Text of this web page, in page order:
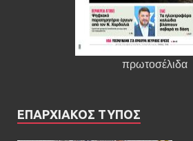
πρωτοσέλιδα
ΕΠΑΡΧΙΑΚΟΣ ΤΥΠΟΣ